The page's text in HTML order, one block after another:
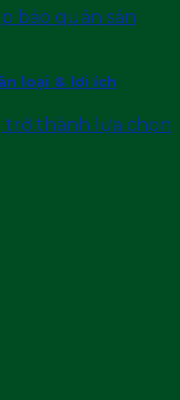
loại & lợi ích
trở thành lựa chọn